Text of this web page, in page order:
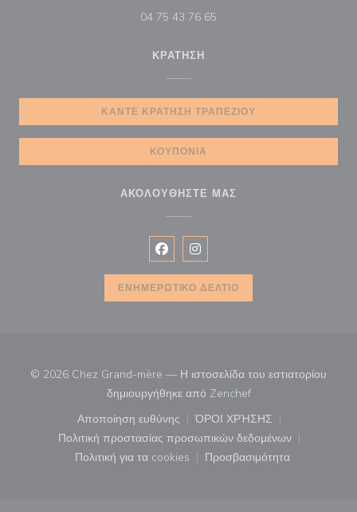
04 75 43 76 65
ΚΡΆΤΗΣΗ
ΚΆΝΤΕ ΚΡΆΤΗΣΗ ΤΡΑΠΕΖΙΟΎ
ΚΟΥΠΌΝΙΑ
ΑΚΟΛΟΥΘΉΣΤΕ ΜΑΣ
Facebook ((ανοίγει σε νέο
Instagram ((ανοίγει σε νέο
ΕΝΗΜΕΡΩΤΙΚΌ ΔΕΛΤΊΟ
© 2026 Chez Grand-mère — Η ιστοσελίδα του εστιατορίου
δημιουργήθηκε από Zenchef((ανοίγει σε νέο
Αποποίηση ευθύνης
((ανοίγει σε νέο παράθυρο))
ΌΡΟΙ ΧΡΉΣΗΣ
((ανοίγει σε νέο
Πολιτική προστασίας προσωπικών δεδομένων
((ανοίγει σε νέο παράθυρο))
Πολιτική για τα cookies
((ανοίγει σε νέο παράθυρο))
Προσβασιμότητα
((ανοίγει σε νέο